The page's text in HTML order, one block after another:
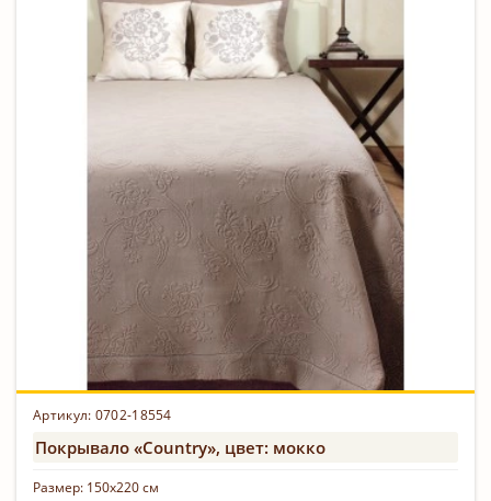
Артикул: 0702-18554
Покрывало «Country», цвет: мокко
Размер: 150х220 см